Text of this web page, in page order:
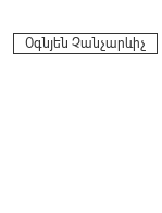
Օգնյեն Չանչարևիչ